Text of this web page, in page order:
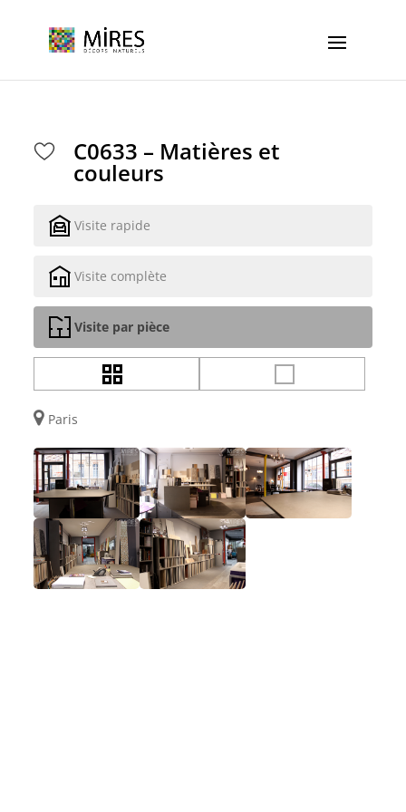
C0633 – Matières et
couleurs
Visite rapide
Visite complète
Visite par pièce
Paris